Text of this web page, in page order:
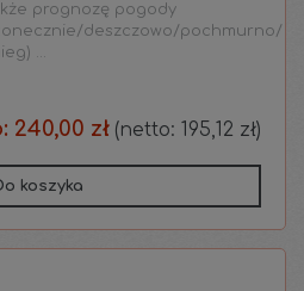
prognozę pogody
deszczowo/pochmurno/
...
240,00 zł (netto: 195,12 zł)
koszyka